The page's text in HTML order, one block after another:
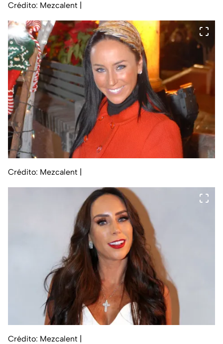
Crédito: Mezcalent
Crédito: Mezcalent |
Crédito: Mezcalent |